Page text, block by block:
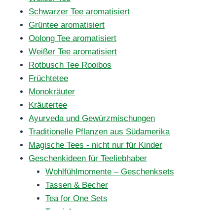
Schwarzer Tee aromatisiert
Grüntee aromatisiert
Oolong Tee aromatisiert
Weißer Tee aromatisiert
Rotbusch Tee Rooibos
Früchtetee
Monokräuter
Kräutertee
Ayurveda und Gewürzmischungen
Traditionelle Pflanzen aus Südamerika
Magische Tees - nicht nur für Kinder
Geschenkideen für Teeliebhaber
Wohlfühlmomente – Geschenksets
Tassen & Becher
Tea for One Sets